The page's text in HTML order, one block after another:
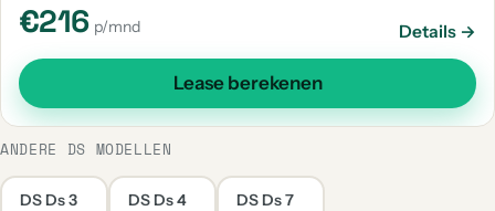
€216 p/mnd Details →
Lease berekenen
ANDERE DS MODELLEN
DS Ds 3 DS Ds 4 DS Ds 7